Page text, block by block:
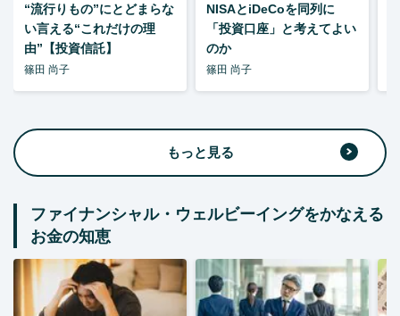
“流行りもの”にとどまらな
い言える“これだけの理
由”【投資信託】
篠田 尚子
NISAとiDeCoを同列に
「投資口座」と考えてよい
のか
篠田 尚子
もっと見る
ファイナンシャル・ウェルビーイングをかなえる
お金の知恵